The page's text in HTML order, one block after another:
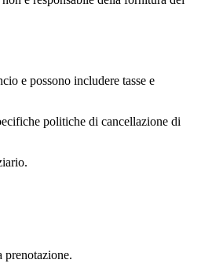
e possono includere tasse e
politiche di cancellazione di
prenotazione.